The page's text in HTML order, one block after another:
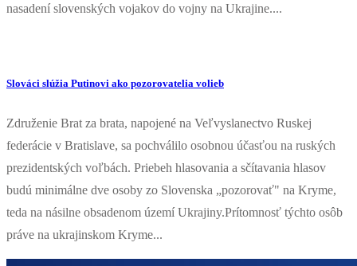
nasadení slovenských vojakov do vojny na Ukrajine....
Slováci slúžia Putinovi ako pozorovatelia volieb
Združenie Brat za brata, napojené na Veľvyslanectvo Ruskej
federácie v Bratislave, sa pochválilo osobnou účasťou na ruských
prezidentských voľbách. Priebeh hlasovania a sčítavania hlasov
budú minimálne dve osoby zo Slovenska „pozorovať" na Kryme,
teda na násilne obsadenom území Ukrajiny.Prítomnosť týchto osôb
práve na ukrajinskom Kryme...